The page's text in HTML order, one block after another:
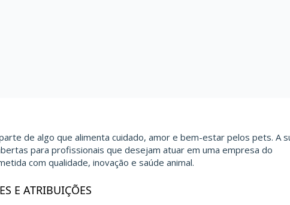
de algo que alimenta cuidado, amor e bem-estar pelos pets. A
para profissionais que desejam atuar em uma empresa do
com qualidade, inovação e saúde animal.
E ATRIBUIÇÕES